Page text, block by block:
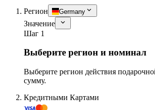
Регион Germany
Значение
Шаг 1
Выберите регион и номинал
Выберите регион действия
сумму.
Кредитными Картами